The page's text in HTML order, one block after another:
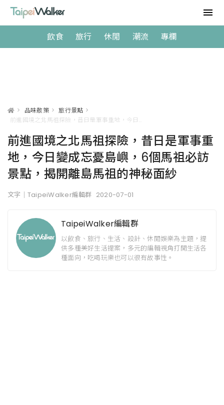
飲食 旅行 休閒 潮流 專欄
> 品味散策 > 旅行景點 >
前進國境之北馬祖探險，昔日是軍事重
地，今日變成忘憂島嶼，6個馬祖必訪
景點，揭開離島馬祖的神秘面紗
文字｜TaipeiWalker編輯群 2020-07-01
TaipeiWalker編輯群
以飲食、旅行、生活、設計、休閒娛樂為主題，提
供多種美好生活提案，多元的編輯視角打開生活各
種面向，吃喝玩樂也可以很有故事性。